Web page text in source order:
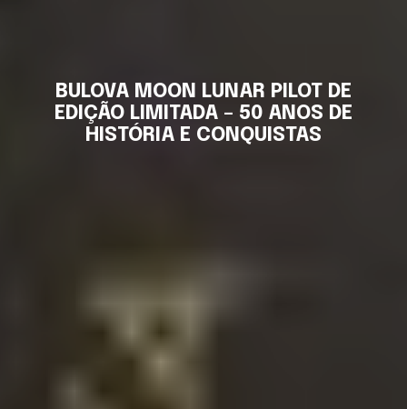
BULOVA MOON LUNAR PILOT DE
EDIÇÃO LIMITADA – 50 ANOS DE
HISTÓRIA E CONQUISTAS